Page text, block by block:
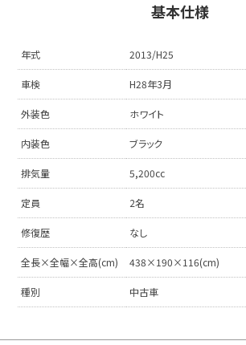
基本仕様
年式 2013/H25
車検 H28年3月
外装色 ホワイト
内装色 ブラック
排気量 5,200cc
定員 2名
修復歴 なし
全長×全幅×全高(cm) 438×190×116(cm)
種別 中古車